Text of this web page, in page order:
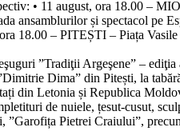
• 11 august, ora 18.00 –
ansamblurilor și spectacol pe
18.00 – PITEȘTI – Piața
”Tradiţii Argeşene” – ediţia
Dima” din Pitești, la
din Letonia și Republica
de nuiele, țesut-cusut,
Pietrei Craiului”,